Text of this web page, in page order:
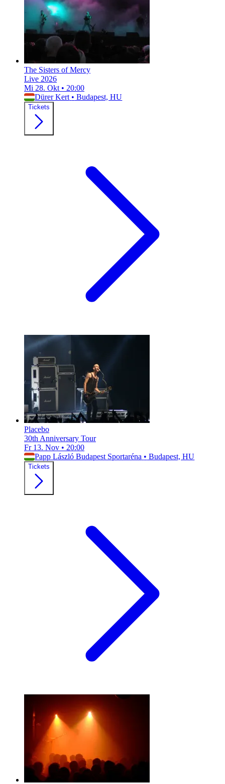
The Sisters of Mercy
Live 2026
Mi 28. Okt • 20:00
Dürer Kert • Budapest, HU
Tickets
Placebo
30th Anniversary Tour
Fr 13. Nov • 20:00
Papp László Budapest Sportaréna • Budapest, HU
Tickets